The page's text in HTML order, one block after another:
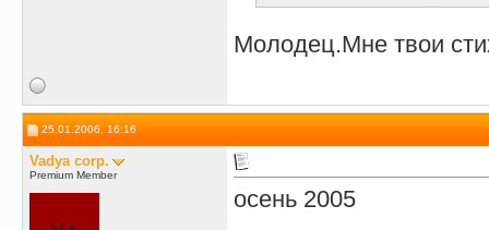
Молодец.Мне твои
25.01.2006, 16:16
Vadya corp.
Premium Member
осень 2005